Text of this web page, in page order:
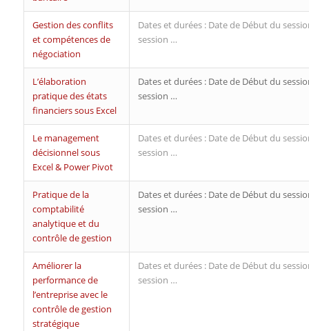
Gestion des conflits
et compétences de
négociation
Dates et durées : Date de Début du
session …
L’élaboration
pratique des états
financiers sous Excel
Dates et durées : Date de Début du
session …
Le management
décisionnel sous
Excel & Power Pivot
Dates et durées : Date de Début du
session …
Pratique de la
comptabilité
analytique et du
contrôle de gestion
Dates et durées : Date de Début du
session …
Améliorer la
performance de
l’entreprise avec le
contrôle de gestion
stratégique
Dates et durées : Date de Début du
session …